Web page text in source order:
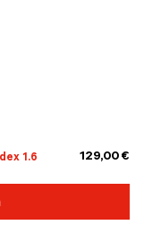
1.6 129,00 €